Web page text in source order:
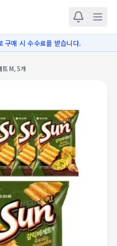
구매 시 수수료를 받습니다.
트 M, 5개